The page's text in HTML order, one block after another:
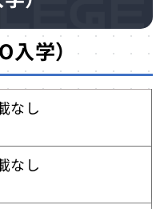
学）
なし
なし